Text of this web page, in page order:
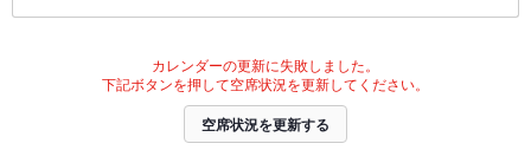
カレンダーの更新に失敗しました。
下記ボタンを押して空席状況を更新してください。
空席状況を更新する